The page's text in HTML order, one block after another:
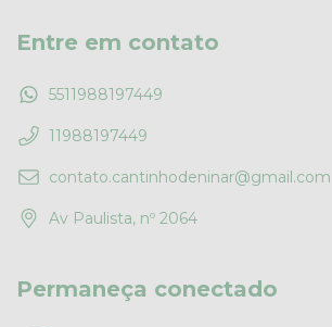
Entre em contato
5511988197449
11988197449
contato.cantinhodeninar@gmail.com
Av Paulista, nº 2064
Permaneça conectado